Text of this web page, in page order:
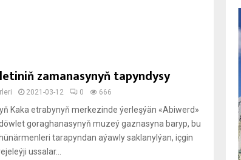
zamanasynyň tapyndysy
2021-03-12 0 666
Kaka etrabynyň merkezinde ýerleşýän «Abiwerd»
goraghanasynyň muzeý gaznasyna baryp, bu
tarapyndan aýawly saklanylýan, içgin
ussalar...